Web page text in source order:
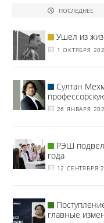
ПОСЛЕДНЕЕ
Ушел из
1 ОКТЯБРЯ
Султан
26 ЯНВАРЯ
РЭШ
года
12 СЕНТЯБРЯ
главные